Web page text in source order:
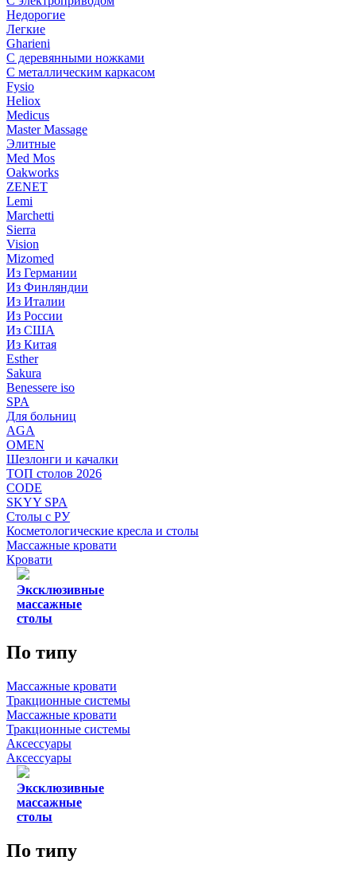
Недорогие
Легкие
Gharieni
С деревянными ножками
С металлическим каркасом
Fysio
Heliox
Medicus
Master Massage
Элитные
Med Mos
Oakworks
ZENET
Lemi
Marchetti
Sierra
Vision
Mizomed
Из Германии
Из Финляндии
Из Италии
Из России
Из США
Из Китая
Esther
Sakura
Benessere iso
SPA
Для больниц
AGA
OMEN
Шезлонги и качалки
ТОП столов 2026
CODE
SKYY SPA
Столы с РУ
Косметологические кресла и столы
Массажные кровати
Кровати
Эксклюзивные
массажные
столы
По типу
Массажные кровати
Тракционные системы
Массажные кровати
Тракционные системы
Аксессуары
Аксессуары
Эксклюзивные
массажные
столы
По типу